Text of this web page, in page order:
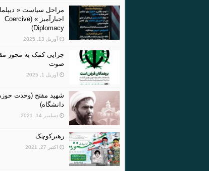
مراحل سیاست «
اجبارآمیز » (Coercive
Diplomacy)
آوریل 13, 2025
چرایی کمک به محور
صوت
آوریل 1, 2025
شهید مفتح (وحدت
دانشگاه)
دسامبر 14, 2021
رهبرکوچک
اکتبر 27, 2021